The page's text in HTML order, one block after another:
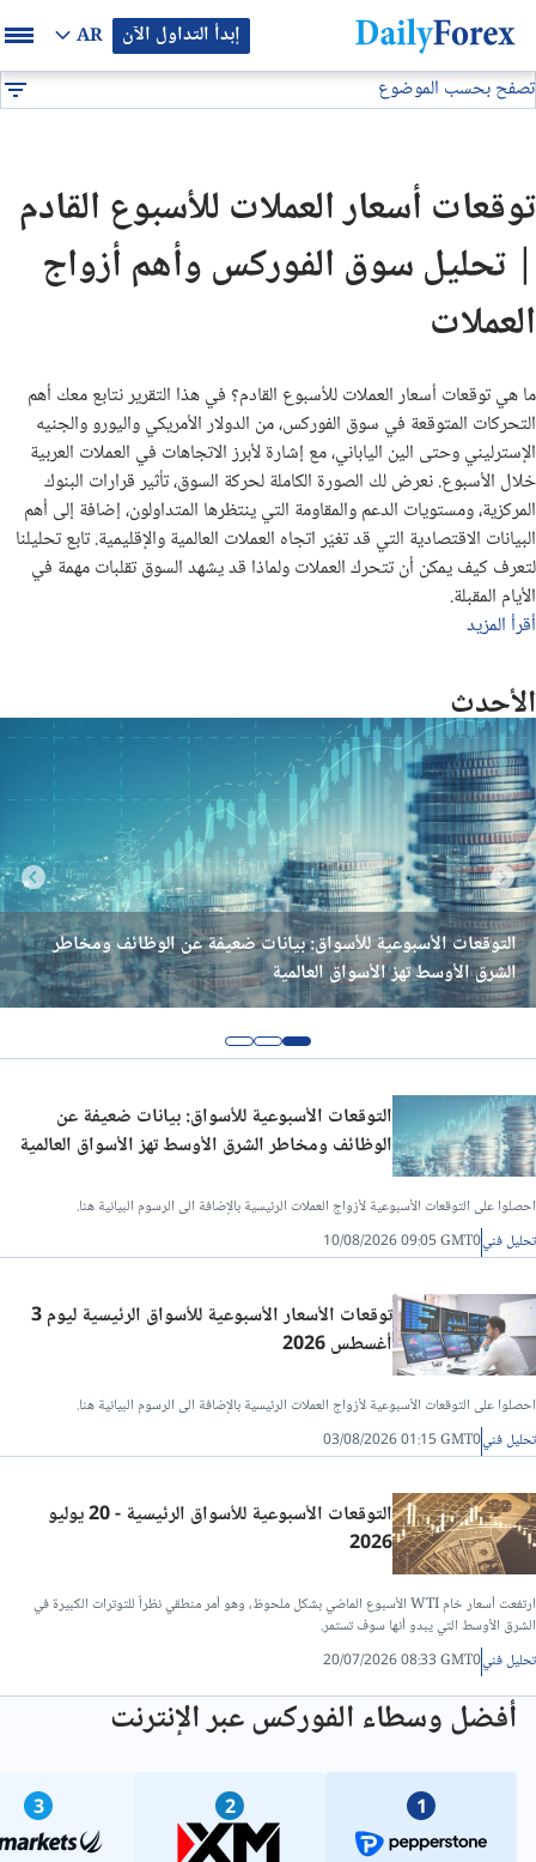
إبدأ التداول الآن AR
بيان إعلاني
تصفح بحسب الموضوع
التوقعات والتحليلات الشهرية
توصيات يومية لتداول البيتكوين (BTC/USD)
تحليل الذهب اليوم
تحليل النفط اليوم
تحليل الفضة اليوم
تحليل البيتكوين اليوم
اخبار وتحليل الغاز الطبيعي
توصيات يومية لزوج اليورو/دولار
توقعات اليورو/دولار للشهر القادم
توقعات العملات للأسبوع القادم
تحليل فني/الدولار مقابل الدرهم اماراتي
تحليل فني/سعر اليورو مقابل الجنيه المصرى
تحليل فني/سعر الدينار الاردني مقابل الجنيه المصرى
تحليل فني/الدولار مقابل الليرة التركية
تحليل فني/الدولار مقابل الريال القطري
تحليل فني/الدينار العراقي مقابل الدولار
تحليل فني/الدرهم الاماراتي مقابل الجنيه المصري
تحليل فني/سعر الدولار مقابل الشيكل
تحليل فني/سعر الدولار مقابل الدينار ليبي
توقعات أسعار العملات للأسبوع القادم
| تحليل سوق الفوركس وأهم أزواج
العملات
ما هي توقعات أسعار العملات للأسبوع القادم؟ في هذا التقرير نتابع معك أهم
التحركات المتوقعة في سوق الفوركس، من الدولار الأمريكي واليورو والجنيه
الإسترليني وحتى الين الياباني، مع إشارة لأبرز الاتجاهات في العملات العربية
خلال الأسبوع. نعرض لك الصورة الكاملة لحركة السوق، تأثير قرارات البنوك
المركزية، ومستويات الدعم والمقاومة التي ينتظرها المتداولون، إضافة إلى أهم
البيانات الاقتصادية التي قد تغيّر اتجاه العملات العالمية والإقليمية. تابع تحليلنا
لتعرف كيف يمكن أن تتحرك العملات ولماذا قد يشهد السوق تقلبات مهمة في
الأيام المقبلة.
أقرأ المزيد
الأحدث
التوقعات الأسبوعية للأسواق: بيانات ضعيفة عن الوظائف ومخاطر
الشرق الأوسط تهز الأسواق العالمية
توقعات الأسعار الأسبوعية للأسواق الرئيسية ليوم 3 أغسطس 2026
التوقعات الأسبوعية للأسواق الرئيسية - 20 يوليو 2026
التوقعات الأسبوعية للأسواق: بيانات ضعيفة عن
الوظائف ومخاطر الشرق الأوسط تهز الأسواق العالمية
احصلوا على التوقعات الأسبوعية لأزواج العملات الرئيسية بالإضافة الى الرسوم البيانية هنا.
تحليل فني10/08/2026 09:05 GMT0
توقعات الأسعار الأسبوعية للأسواق الرئيسية ليوم 3
أغسطس 2026
احصلوا على التوقعات الأسبوعية لأزواج العملات الرئيسية بالإضافة الى الرسوم البيانية هنا.
تحليل فني03/08/2026 01:15 GMT0
التوقعات الأسبوعية للأسواق الرئيسية - 20 يوليو
2026
ارتفعت أسعار خام WTI الأسبوع الماضي بشكل ملحوظ، وهو أمر منطقي نظراً للتوترات الكبيرة في
الشرق الأوسط التي يبدو أنها سوف تستمر.
تحليل فني20/07/2026 08:33 GMT0
أفضل وسطاء الفوركس عبر الإنترنت
1
2
3